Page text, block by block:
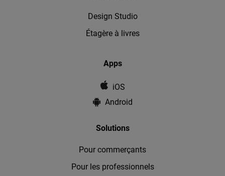
Design Studio
Étagère à livres
Apps
iOS
Android
Solutions
Pour commerçants
Pour les professionnels